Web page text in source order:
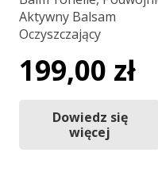
Aktywny Balsam
Oczyszczający
199,00 zł
Dowiedz się
więcej